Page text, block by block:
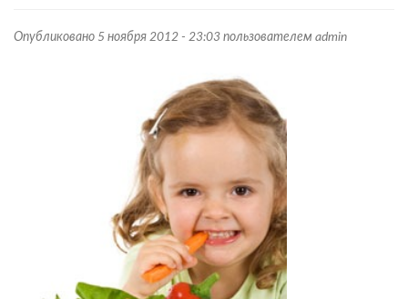
Опубликовано 5 ноября 2012 - 23:03 пользователем admin